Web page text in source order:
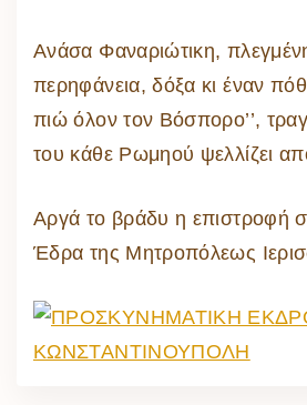
Ανάσα Φαναριώτικη,
περηφάνεια, δόξα κι έναν
πιώ όλον τον Βόσπορο’’,
του κάθε Ρωμηού ψελλίζει
Αργά το βράδυ η επιστροφή
Έδρα της Μητροπόλεως